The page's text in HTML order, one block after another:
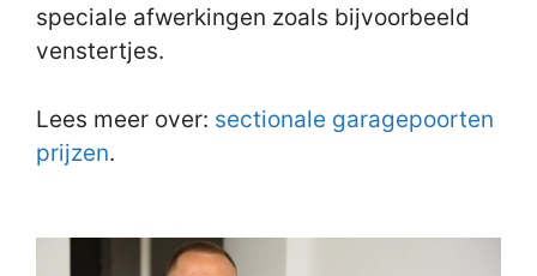
speciale afwerkingen zoals bijvoorbeeld
venstertjes.
Lees meer over: sectionale garagepoorten
prijzen.